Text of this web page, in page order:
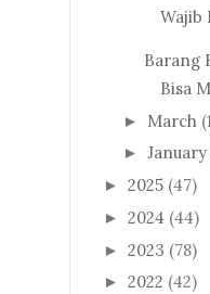
Wajib
Barang
Bisa
► March
► January
► 2025 (47)
► 2024 (44)
► 2023 (78)
► 2022 (42)